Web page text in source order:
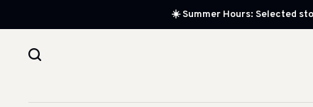
☀️ Summer Hours: Selected